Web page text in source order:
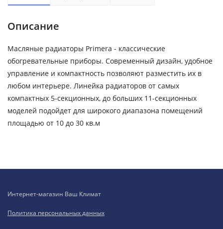
Описание
Масляные радиаторы Primera - классические
обогревательные приборы. Современный дизайн, удобное
управление и компактность позволяют разместить их в
любом интерьере. Линейка радиаторов от самых
компактных 5-секционных, до больших 11-секционных
моделей подойдет для широкого диапазона помещений
площадью от 10 до 30 кв.м
Интернет-магазин Ваш Климат
Политика персональных данных